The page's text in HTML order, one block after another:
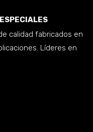
calidad fabricados en
Líderes en